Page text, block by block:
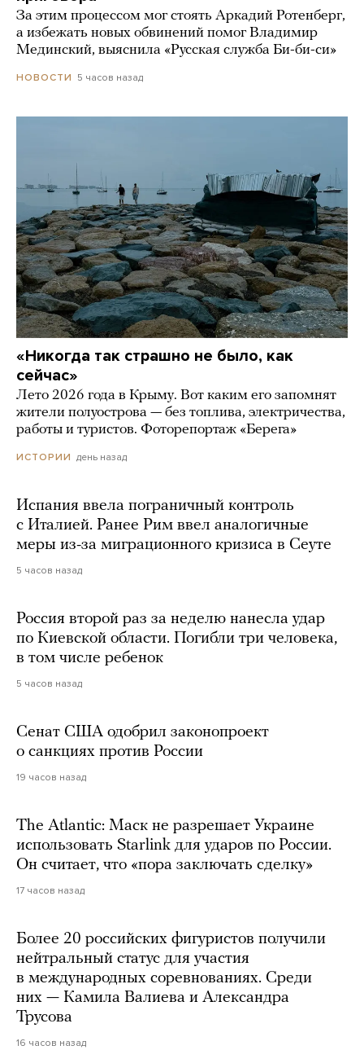
За этим процессом мог стоять Аркадий Ротенберг,
а избежать новых обвинений помог Владимир
Мединский, выяснила «Русская служба Би-би-си»
НОВОСТИ 5 часов назад
«Никогда так страшно не было, как
сейчас»
Лето 2026 года в Крыму. Вот каким его запомнят
жители полуострова — без топлива, электричества,
работы и туристов. Фоторепортаж «Берега»
ИСТОРИИ день назад
Испания ввела пограничный контроль
с Италией. Ранее Рим ввел аналогичные
меры из-за миграционного кризиса в Сеуте
5 часов назад
Россия второй раз за неделю нанесла удар
по Киевской области. Погибли три человека,
в том числе ребенок
5 часов назад
Сенат США одобрил законопроект
о санкциях против России
19 часов назад
The Atlantic: Маск не разрешает Украине
использовать Starlink для ударов по России.
Он считает, что «пора заключать сделку»
17 часов назад
Более 20 российских фигуристов получили
нейтральный статус для участия
в международных соревнованиях. Среди
них — Камила Валиева и Александра
Трусова
16 часов назад